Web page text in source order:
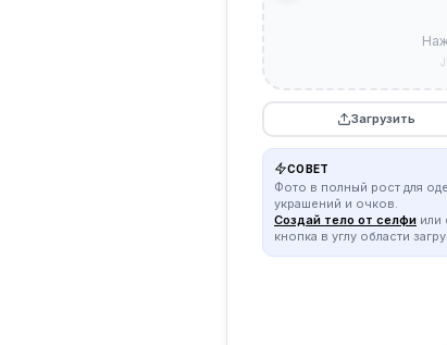
Загрузить
СОВЕТ
Фото в полный рост для
украшений и очков.
Создай тело от селфи или
кнопка в углу области